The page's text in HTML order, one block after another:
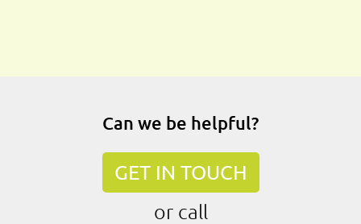
Can we be helpful?
GET IN TOUCH
or call